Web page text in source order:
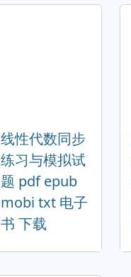
线性代数同步
练习与模拟试
题 pdf epub
mobi txt 电子
书 下载